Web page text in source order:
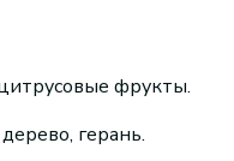
фрукты.
герань.